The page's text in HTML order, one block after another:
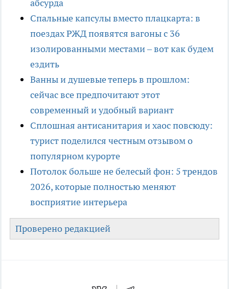
абсурда
Спальные капсулы вместо плацкарта: в
поездах РЖД появятся вагоны с 36
изолированными местами – вот как будем
ездить
Ванны и душевые теперь в прошлом:
сейчас все предпочитают этот
современный и удобный вариант
Сплошная антисанитария и хаос повсюду:
турист поделился честным отзывом о
популярном курорте
Потолок больше не белесый фон: 5 трендов
2026, которые полностью меняют
восприятие интерьера
Проверено редакцией